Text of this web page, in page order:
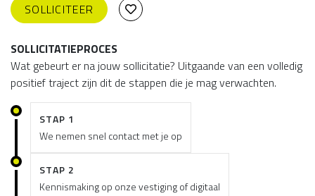
SOLLICITEER
SOLLICITATIEPROCES
Wat gebeurt er na jouw sollicitatie? Uitgaande van een volledig
positief traject zijn dit de stappen die je mag verwachten.
STAP 1
We nemen snel contact met je op
STAP 2
Kennismaking op onze vestiging of digitaal